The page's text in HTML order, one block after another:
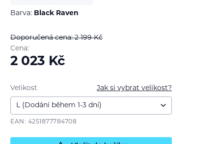
Barva: Black Raven
Doporučená cena: 2 199Kč
Cena:
2 023 Kč
Jak si vybrat velikost?
Velikost
EAN: 4251877784708